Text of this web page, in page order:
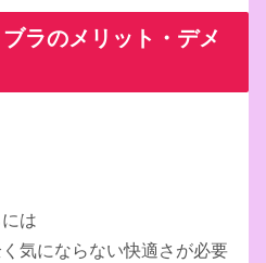
ラのメリット・デメ
は
気にならない快適さが必要